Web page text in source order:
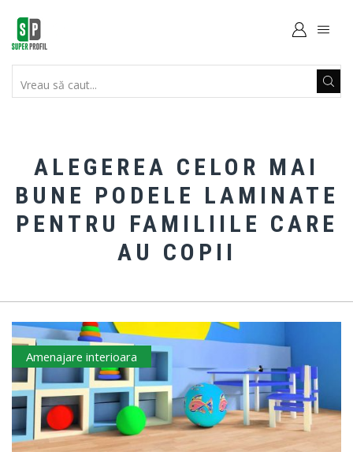
INPUT
ALEGEREA CELOR MAI
BUNE PODELE LAMINATE
PENTRU FAMILIILE CARE
AU COPII
Amenajare interioara